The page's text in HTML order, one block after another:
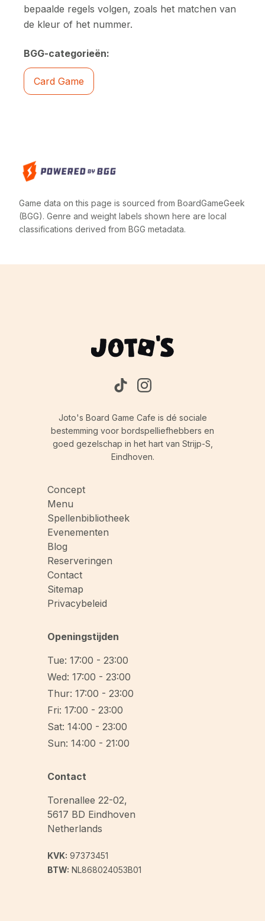
bepaalde regels volgen, zoals het matchen van
de kleur of het nummer.
BGG-categorieën:
Card Game
Game data on this page is sourced from BoardGameGeek
(BGG). Genre and weight labels shown here are local
classifications derived from BGG metadata.
Joto's Board Game Cafe is dé sociale
bestemming voor bordspelliefhebbers en
goed gezelschap in het hart van Strijp-S,
Eindhoven.
Concept
Menu
Spellenbibliotheek
Evenementen
Blog
Reserveringen
Contact
Sitemap
Privacybeleid
Openingstijden
Tue: 17:00 - 23:00
Wed: 17:00 - 23:00
Thur: 17:00 - 23:00
Fri: 17:00 - 23:00
Sat: 14:00 - 23:00
Sun: 14:00 - 21:00
Contact
Torenallee 22-02,
5617 BD Eindhoven
Netherlands
KVK: 97373451
BTW: NL868024053B01